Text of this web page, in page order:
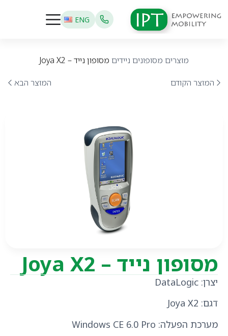
ENG
מוצרים מסופונים ניידים מסופון נייד – Joya X2
המוצר הקודם
המוצר הבא
מסופון נייד – Joya X2
יצרן: DataLogic
דגם: Joya X2
מערכת הפעלה: Windows CE 6.0 Pro